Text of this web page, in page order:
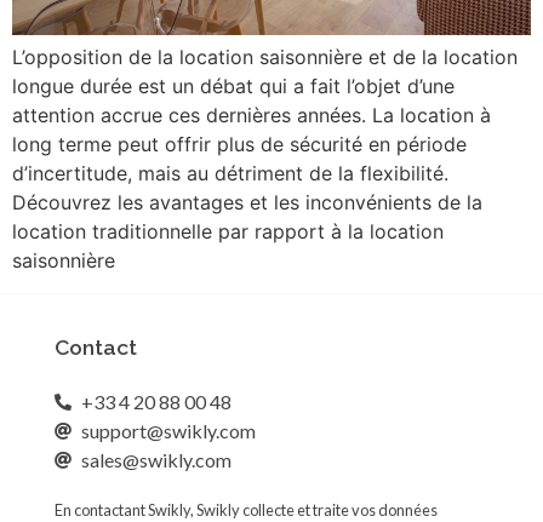
L’opposition de la location saisonnière et de la location
longue durée est un débat qui a fait l’objet d’une
attention accrue ces dernières années. La location à
long terme peut offrir plus de sécurité en période
d’incertitude, mais au détriment de la flexibilité.
Découvrez les avantages et les inconvénients de la
location traditionnelle par rapport à la location
saisonnière
Contact
+33 4 20 88 00 48
support@swikly.com
sales@swikly.com
En contactant Swikly, Swikly collecte et traite vos données